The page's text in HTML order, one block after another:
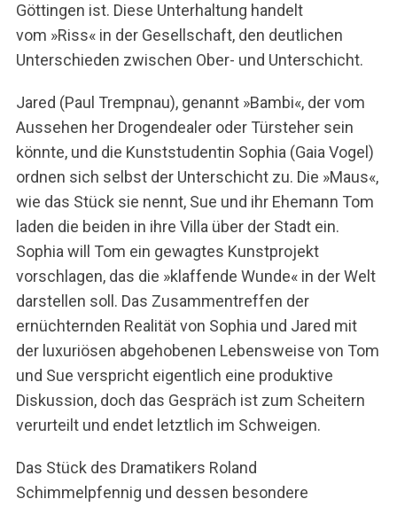
Göttingen ist. Diese Unterhaltung handelt
vom »Riss« in der Gesellschaft, den deutlichen
Unterschieden zwischen Ober- und Unterschicht.
Jared (Paul Trempnau), genannt »Bambi«, der vom
Aussehen her Drogendealer oder Türsteher sein
könnte, und die Kunststudentin Sophia (Gaia Vogel)
ordnen sich selbst der Unterschicht zu. Die »Maus«,
wie das Stück sie nennt, Sue und ihr Ehemann Tom
laden die beiden in ihre Villa über der Stadt ein.
Sophia will Tom ein gewagtes Kunstprojekt
vorschlagen, das die »klaffende Wunde« in der Welt
darstellen soll. Das Zusammentreffen der
ernüchternden Realität von Sophia und Jared mit
der luxuriösen abgehobenen Lebensweise von Tom
und Sue verspricht eigentlich eine produktive
Diskussion, doch das Gespräch ist zum Scheitern
verurteilt und endet letztlich im Schweigen.
Das Stück des Dramatikers Roland
Schimmelpfennig und dessen besondere